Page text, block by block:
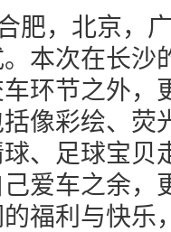
肥，北京，
本次在长沙
环节之外，
像彩绘、荧
、足球宝贝
爱车之余，
福利与快乐